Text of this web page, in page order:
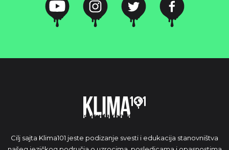
Cilj sajta Klima101 jeste podizanje svesti i edukacija stanovništva